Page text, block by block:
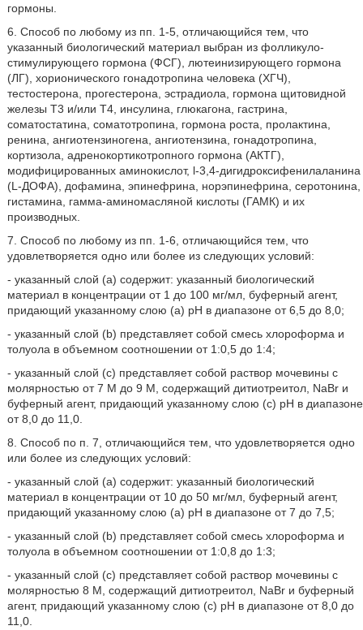
гормоны.
6. Способ по любому из пп. 1-5, отличающийся тем, что
указанный биологический материал выбран из фолликуло-
стимулирующего гормона (ФСГ), лютеинизирующего гормона
(ЛГ), хорионического гонадотропина человека (ХГЧ),
тестостерона, прогестерона, эстрадиола, гормона щитовидной
железы T3 и/или T4, инсулина, глюкагона, гастрина,
соматостатина, соматотропина, гормона роста, пролактина,
ренина, ангиотензиногена, ангиотензина, гонадотропина,
кортизола, адренокортикотропного гормона (АКТГ),
модифицированных аминокислот, l-3,4-дигидроксифенилаланина
(L-ДОФА), дофамина, эпинефрина, норэпинефрина, серотонина,
гистамина, гамма-аминомасляной кислоты (ГАМК) и их
производных.
7. Способ по любому из пп. 1-6, отличающийся тем, что
удовлетворяется одно или более из следующих условий:
- указанный слой (a) содержит: указанный биологический
материал в концентрации от 1 до 100 мг/мл, буферный агент,
придающий указанному слою (a) pH в диапазоне от 6,5 до 8,0;
- указанный слой (b) представляет собой смесь хлороформа и
толуола в объемном соотношении от 1:0,5 до 1:4;
- указанный слой (c) представляет собой раствор мочевины с
молярностью от 7 М до 9 М, содержащий дитиотреитол, NaBr и
буферный агент, придающий указанному слою (c) pH в диапазоне
от 8,0 до 11,0.
8. Способ по п. 7, отличающийся тем, что удовлетворяется одно
или более из следующих условий:
- указанный слой (a) содержит: указанный биологический
материал в концентрации от 10 до 50 мг/мл, буферный агент,
придающий указанному слою (a) pH в диапазоне от 7 до 7,5;
- указанный слой (b) представляет собой смесь хлороформа и
толуола в объемном соотношении от 1:0,8 до 1:3;
- указанный слой (c) представляет собой раствор мочевины с
молярностью 8 М, содержащий дитиотреитол, NaBr и буферный
агент, придающий указанному слою (c) pH в диапазоне от 8,0 до
11,0.